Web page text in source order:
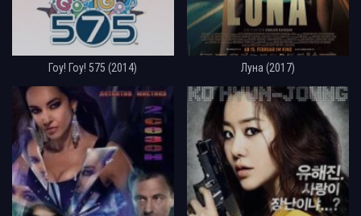
Гоу! Гоу! 575 (2014) Луна (2017)